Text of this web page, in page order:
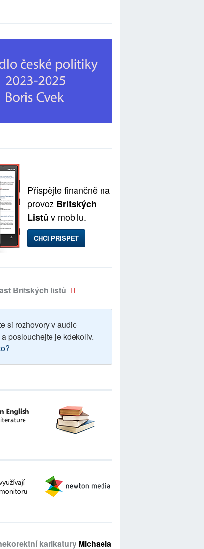
Přispějte finančně na
provoz Britských
Listů v mobilu.
CHCI PŘISPĚT
Britských listů
si rozhovory v audio
a poslouchejte je kdekoliv.
karikatury Michaela